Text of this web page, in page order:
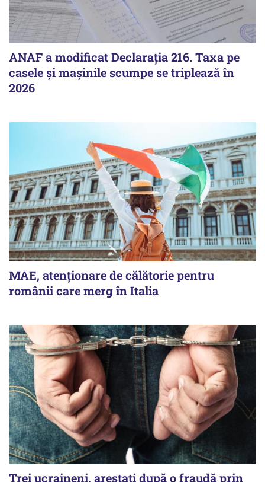
ANAF a modificat Declarația 216. Taxa pe
casele și mașinile scumpe se triplează în
2026
MAE, atenționare de călătorie pentru
românii care merg în Italia
Trei ucraineni, arestați după o fraudă prin